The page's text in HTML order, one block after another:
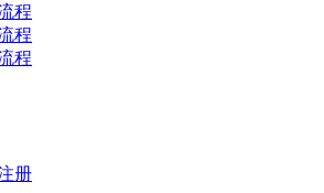
程
程
程
册